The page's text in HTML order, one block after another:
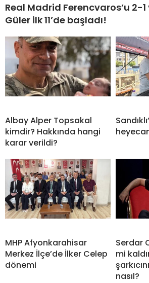
Real Madrid Ferencvaros’u 2-
Güler ilk 11’de başladı!
Albay Alper Topsakal
kimdir? Hakkında hangi
karar verildi?
MHP Afyonkarahisar
Merkez İlçe’de İlker Celep
dönemi
Serdar
mi
nasıl?